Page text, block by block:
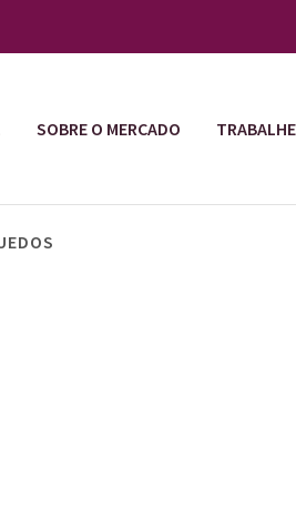
SOBRE O MERCADO